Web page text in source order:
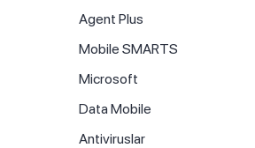
Agent Plus
Mobile SMARTS
Microsoft
Data Mobile
Antiviruslar